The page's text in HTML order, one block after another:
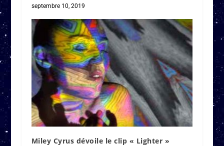
septembre 10, 2019
Miley Cyrus dévoile le clip « Lighter »